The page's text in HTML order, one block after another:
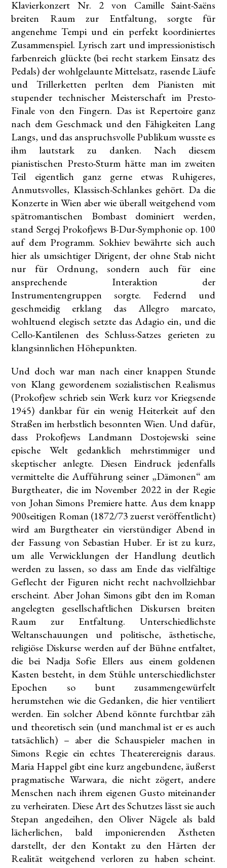
Klavierkonzert Nr. 2 von Camille Saint-Saëns
breiten Raum zur Entfaltung, sorgte für
angenehme Tempi und ein perfekt koordiniertes
Zusammenspiel. Lyrisch zart und impressionistisch
farbenreich glückte (bei recht starkem Einsatz des
Pedals) der wohlgelaunte Mittelsatz, rasende Läufe
und Trillerketten perlten dem Pianisten mit
stupender technischer Meisterschaft im Presto-
Finale von den Fingern. Das ist Repertoire ganz
nach dem Geschmack und den Fähigkeiten Lang
Langs, und das anspruchsvolle Publikum wusste es
ihm lautstark zu danken. Nach diesem
pianistischen Presto-Sturm hätte man im zweiten
Teil eigentlich ganz gerne etwas Ruhigeres,
Anmutsvolles, Klassisch-Schlankes gehört. Da die
Konzerte in Wien aber wie überall weitgehend vom
spätromantischen Bombast dominiert werden,
stand Sergej Prokofjews B-Dur-Symphonie op. 100
auf dem Programm. Sokhiev bewährte sich auch
hier als umsichtiger Dirigent, der ohne Stab nicht
nur für Ordnung, sondern auch für eine
ansprechende Interaktion der
Instrumentengruppen sorgte. Federnd und
geschmeidig erklang das Allegro marcato,
wohltuend elegisch setzte das Adagio ein, und die
Cello-Kantilenen des Schluss-Satzes gerieten zu
klangsinnlichen Höhepunkten.
Und doch war man nach einer knappen Stunde
von Klang gewordenem sozialistischen Realismus
(Prokofjew schrieb sein Werk kurz vor Kriegsende
1945) dankbar für ein wenig Heiterkeit auf den
Straßen im herbstlich besonnten Wien. Und dafür,
dass Prokofjews Landmann Dostojewski seine
epische Welt gedanklich mehrstimmiger und
skeptischer anlegte. Diesen Eindruck jedenfalls
vermittelte die Aufführung seiner „Dämonen“ am
Burgtheater, die im November 2022 in der Regie
von Johan Simons Premiere hatte. Aus dem knapp
900seitigen Roman (1872/73 zuerst veröffentlicht)
wird am Burgtheater ein vierstündiger Abend in
der Fassung von Sebastian Huber. Er ist zu kurz,
um alle Verwicklungen der Handlung deutlich
werden zu lassen, so dass am Ende das vielfältige
Geflecht der Figuren nicht recht nachvollziehbar
erscheint. Aber Johan Simons gibt den im Roman
angelegten gesellschaftlichen Diskursen breiten
Raum zur Entfaltung. Unterschiedlichste
Weltanschauungen und politische, ästhetische,
religiöse Diskurse werden auf der Bühne entfaltet,
die bei Nadja Sofie Ellers aus einem goldenen
Kasten besteht, in dem Stühle unterschiedlichster
Epochen so bunt zusammengewürfelt
herumstehen wie die Gedanken, die hier ventiliert
werden. Ein solcher Abend könnte furchtbar zäh
und theoretisch sein (und manchmal ist er es auch
tatsächlich) – aber die Schauspieler machen in
Simons Regie ein echtes Theaterereignis daraus.
Maria Happel gibt eine kurz angebundene, äußerst
pragmatische Warwara, die nicht zögert, andere
Menschen nach ihrem eigenen Gusto miteinander
zu verheiraten. Diese Art des Schutzes lässt sie auch
Stepan angedeihen, den Oliver Nägele als bald
lächerlichen, bald imponierenden Ästheten
darstellt, der den Kontakt zu den Härten der
Realität weitgehend verloren zu haben scheint.